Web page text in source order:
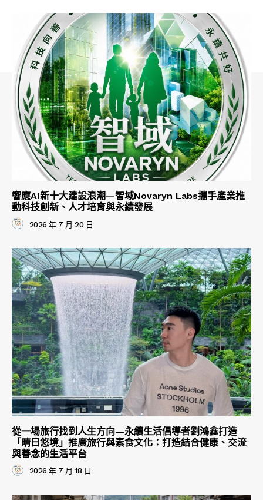
響應AI新十大建設浪潮—智域Novaryn Labs攜手產業推
動科技創新、人才培育與永續發展
2026 年 7 月 20 日
從一場旅行找到人生方向—永續生活倡導者劉鴻鑫打造
「晴日悠境」推廣旅行與素食文化：打造結合健康、交流
與善念的生活平台
2026 年 7 月 18 日